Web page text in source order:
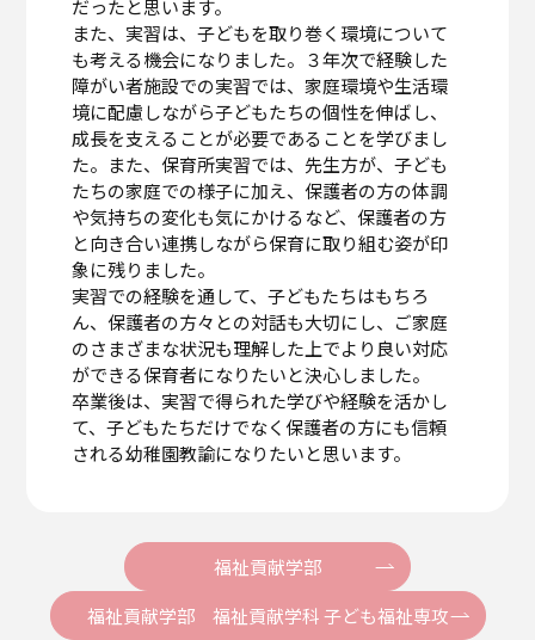
だったと思います。
また、実習は、子どもを取り巻く環境について
も考える機会になりました。３年次で経験した
障がい者施設での実習では、家庭環境や生活環
境に配慮しながら子どもたちの個性を伸ばし、
成長を支えることが必要であることを学びまし
た。また、保育所実習では、先生方が、子ども
たちの家庭での様子に加え、保護者の方の体調
や気持ちの変化も気にかけるなど、保護者の方
と向き合い連携しながら保育に取り組む姿が印
象に残りました。
実習での経験を通して、子どもたちはもちろ
ん、保護者の方々との対話も大切にし、ご家庭
のさまざまな状況も理解した上でより良い対応
ができる保育者になりたいと決心しました。
卒業後は、実習で得られた学びや経験を活かし
て、子どもたちだけでなく保護者の方にも信頼
される幼稚園教諭になりたいと思います。
福祉貢献学部
福祉貢献学部 福祉貢献学科 子ども福祉専攻